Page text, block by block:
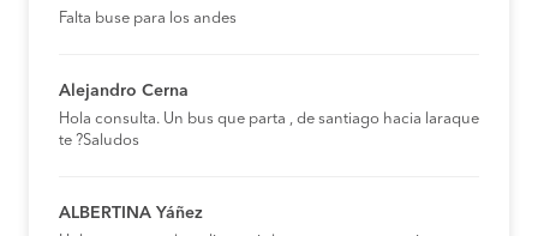
Falta buse para los andes
Alejandro Cerna
Hola consulta. Un bus que parta , de santiago hacia laraque
te ?Saludos
ALBERTINA Yáñez